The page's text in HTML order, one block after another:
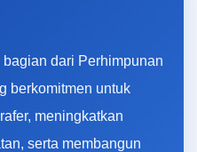
dari Perhimpunan
berkomitmen untuk
meningkatkan
serta membangun